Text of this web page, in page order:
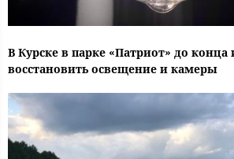
В Курске в парке «Патриот» до
восстановить освещение и камеры